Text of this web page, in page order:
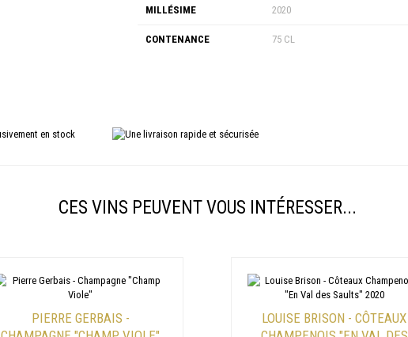
MILLÉSIME 2020
CONTENANCE 75 CL
CES VINS PEUVENT VOUS INTÉRESSER...
PIERRE GERBAIS -
LOUISE BRISON - CÔTEAUX